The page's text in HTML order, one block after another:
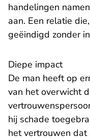
handelingen
aan. Een relatie
geëindigd zonder
Diepe impact
De man heeft op
van het overwicht
hij schade
het vertrouwen dat